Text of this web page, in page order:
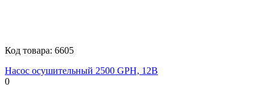
Код товара: 6605
Насос осушительный 2500 GPH, 12В
0